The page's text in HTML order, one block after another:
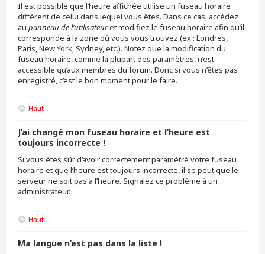
Il est possible que l’heure affichée utilise un fuseau horaire
différent de celui dans lequel vous êtes. Dans ce cas, accédez
au panneau de l’utilisateuret modifiez le fuseau horaire afin qu’il
corresponde à la zone où vous vous trouvez (ex : Londres,
Paris, New York, Sydney, etc.). Notez que la modification du
fuseau horaire, comme la plupart des paramètres, n’est
accessible qu’aux membres du forum. Donc si vous n’êtes pas
enregistré, c’est le bon moment pour le faire.
Haut
J’ai changé mon fuseau horaire et l’heure est
toujours incorrecte !
Si vous êtes sûr d’avoir correctement paramétré votre fuseau
horaire et que l’heure est toujours incorrecte, il se peut que le
serveur ne soit pas à l’heure. Signalez ce problème à un
administrateur.
Haut
Ma langue n’est pas dans la liste !